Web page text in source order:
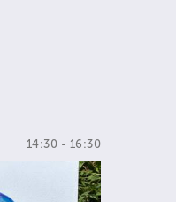
14:30 - 16:30